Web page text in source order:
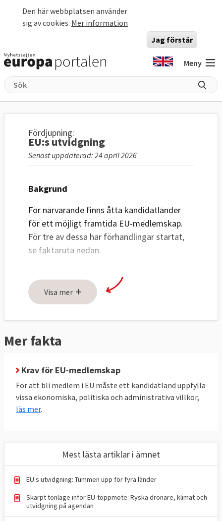
Den här webbplatsen använder
sig av cookies. Mer information
Jag förstår
Meny
Fördjupning:
EU:s utvidgning
Senast uppdaterad: 24 april 2026
Bakgrund
För närvarande finns åtta kandidatländer
för ett möjligt framtida EU-medlemskap.
För tre av dessa har förhandlingar startat,
se faktaruta nedan.
startade redan 2005 har få framsteg gjorts.
Dels har Turkiet inte velat genomföra
länder, som en reaktion på svåra
faktum att Turkiet militärt ockuperar stora
delar av EU-landet Cypern, blockerat över
hälften av förhandlingskapitlen.
För att ett kandidatland ska kunna börja
godkännande.
Syftet med förhandlingarna är att förbereda
kandidatlandet på EU-medlemskap. Ordet
förhandling är i sammanhanget missvisande
eftersom ett land i princip inte kan välja vilka
Visa mer +
Mer fakta
Krav för EU-medlemskap
För att bli medlem i EU måste ett kandidatland uppfylla
vissa ekonomiska, politiska och administrativa villkor,
läs mer.
Mest lästa artiklar i ämnet
EU:s utvidgning: Tummen upp för fyra länder
Skärpt tonläge inför EU-toppmöte: Ryska drönare, klimat och
utvidgning på agendan